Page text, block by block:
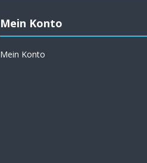
Mein Konto
Mein Konto